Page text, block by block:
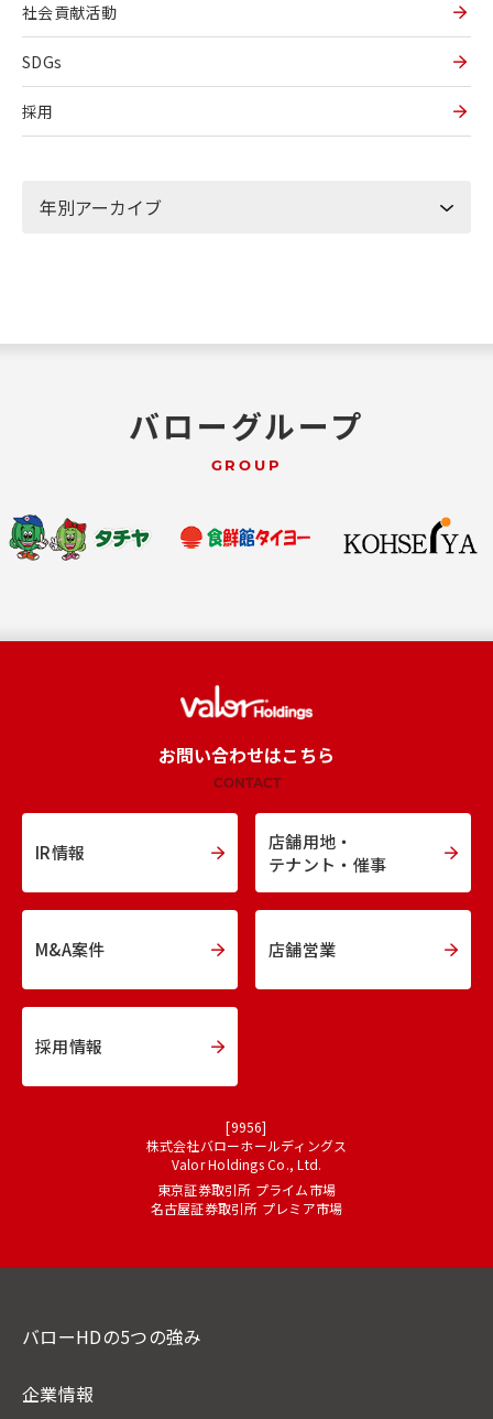
社会貢献活動
SDGs
採用
バローグループ
GROUP
お問い合わせはこちら
CONTACT
IR情報
店舗用地・
テナント・催事
M&A案件 店舗営業
採用情報
[9956]
株式会社バローホールディングス
Valor Holdings Co., Ltd.
東京証券取引所 プライム市場
名古屋証券取引所 プレミア市場
バローHDの5つの強み
企業情報